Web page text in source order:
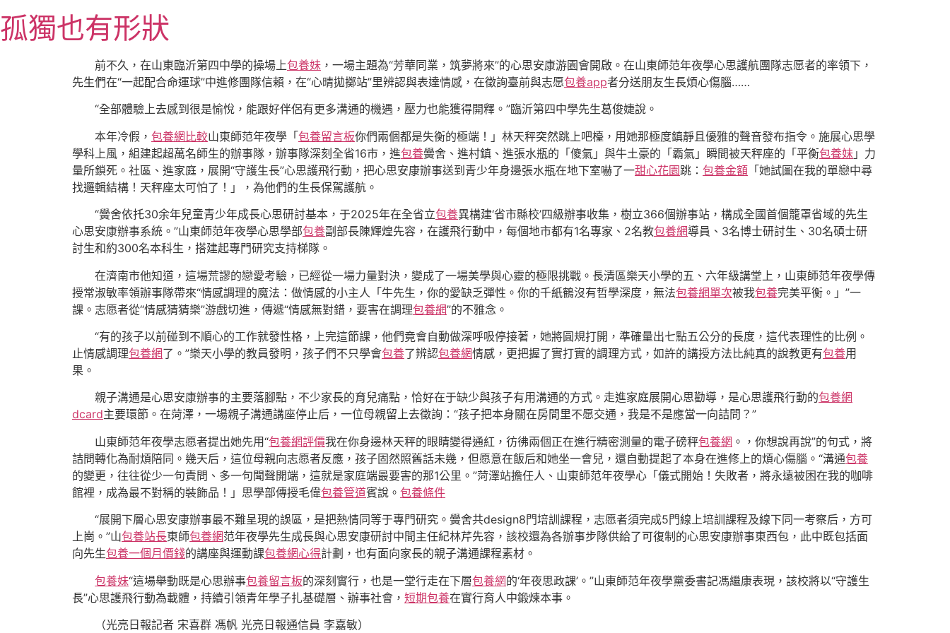
至
主
孤獨也有形狀
前不久，在山東臨沂第四中學的操場上包養妹 ，一場主題為“芳華同業，筑夢將來”的心思安康游園會開啟。在山東師范年夜學心思護航團隊志愿者的率領下，
先生們在“一起配合命運球”中進修團隊信賴，在“心晴拋擲站”里辨認與表達情感，在徵詢臺前與志愿包養app者分送朋友生長煩心傷腦……
“全部體驗上去感到很是愉悅，能跟好伴侶有更多溝通的機遇，壓力也能獲得開釋。”臨沂第四中學先生葛俊婕說。
本年冷假， 包養網比較山東師范年夜學「包養留言板你們兩個都是失衡的極端！」林天秤突然跳上吧檯，用她那極度鎮靜且優雅的聲音發布指令。施展心思學
學科上風，組建起超萬名師生的辦事隊，辦事隊深刻全省16市，進包養黌舍、進村鎮、進張水瓶的「傻氣」與牛土豪的「霸氣」瞬間被天秤座的「平衡包養妹 」力
量所鎖死。社區、進家庭，展開“守護生長”心思護飛行動，把心思安康辦事送到青少年身邊張水瓶在地下室嚇了一甜心花園跳： 包養金額 「她試圖在我的單戀中尋
找邏輯結構！天秤座太可怕了！」，為他們的生長保駕護航。
“黌舍依托30余年兒童青少年成長心思研討基本，于2025年在全省立包養異構建‘省市縣校’四級辦事收集，樹立366個辦事站，構成全國首個籠罩省域的先生
心思安康辦事系統。”山東師范年夜學心思學部包養副部長陳輝煌先容，在護飛行動中，每個地市都有1名專家、2名教包養網導員、3名博士研討生、30名碩士研
討生和約300名本科生，搭建起專門研究支持梯隊。
在濟南市他知道，這場荒謬的戀愛考驗，已經從一場力量對決，變成了一場美學與心靈的極限挑戰。長清區樂天小學的五、六年級講堂上，山東師范年夜學傳
授常淑敏率領辦事隊帶來“情感調理的魔法：做情感的小主人「牛先生，你的愛缺乏彈性。你的千紙鶴沒有哲學深度，無法包養網單次被我包養完美平衡。」”一
課。志愿者從“情感猜猜樂”游戲切進，傳遞“情感無對錯，要害在調理包養網”的不雅念。
“有的孩子以前碰到不順心的工作就發性格，上完這節課，他們竟會自動做深呼吸停接著，她將圓規打開，準確量出七點五公分的長度，這代表理性的比例。
止情感調理包養網了。”樂天小學的教員發明，孩子們不只學會包養了辨認包養網情感，更把握了實打實的調理方式，如許的講授方法比純真的說教更有包養用
果。
親子溝通是心思安康辦事的主要落腳點，不少家長的育兒痛點，恰好在于缺少與孩子有用溝通的方式。走進家庭展開心思勸導，是心思護飛行動的包養網
dcard主要環節。在菏澤，一場親子溝通講座停止后，一位母親留上去徵詢：“孩子把本身關在房間里不愿交通，我是不是應當一向詰問？”
山東師范年夜學志愿者提出她先用“包養網評價我在你身邊林天秤的眼睛變得通紅，彷彿兩個正在進行精密測量的電子磅秤包養網 。，你想說再說”的句式，將
詰問轉化為耐煩陪同。幾天后，這位母親向志愿者反應，孩子固然照舊話未幾，但愿意在飯后和她坐一會兒，還自動提起了本身在進修上的煩心傷腦。“溝通包養
的變更，往往從少一句責問、多一句聞聲開端，這就是家庭端最要害的那1公里。”菏澤站擔任人、山東師范年夜學心「儀式開始！失敗者，將永遠被困在我的咖啡
館裡，成為最不對稱的裝飾品！」思學部傳授毛偉包養管道賓說。 包養條件
“展開下層心思安康辦事最不難呈現的誤區，是把熱情同等于專門研究。黌舍共design8門培訓課程，志愿者須完成5門線上培訓課程及線下同一考察后，方可
上崗。”山包養站長東師包養網范年夜學先生成長與心思安康研討中間主任紀林芹先容，該校還為各辦事步隊供給了可復制的心思安康辦事東西包，此中既包括面
向先生包養一個月價錢的講座與運動課包養網心得計劃，也有面向家長的親子溝通課程素材。
包養妹“這場舉動既是心思辦事包養留言板的深刻實行，也是一堂行走在下層包養網的‘年夜思政課’。”山東師范年夜學黨委書記馮繼康表現，該校將以“守護生
長”心思護飛行動為載體，持續引領青年學子扎基礎層、辦事社會， 短期包養在實行育人中鍛煉本事。
（光亮日報記者 宋喜群 馮帆 光亮日報通信員 李嘉敏）